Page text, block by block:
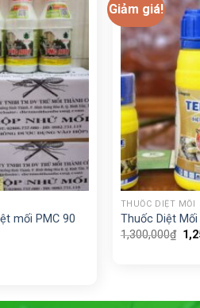
mối PMC 90
Giảm giá!
+
THUỐC DIỆT MỐI
Thuốc Diệt
1,300,000₫ Giá
gốc